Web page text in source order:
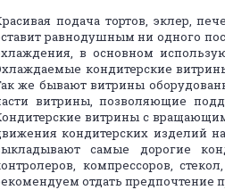
подача тортов, эклер,
равнодушным ни одного
в основном
кондитерские
же бывают витрины
витрины, позволяющие
витрины с
кондитерских изделий
самые дорогие
компрессоров,
отдать предпочтение